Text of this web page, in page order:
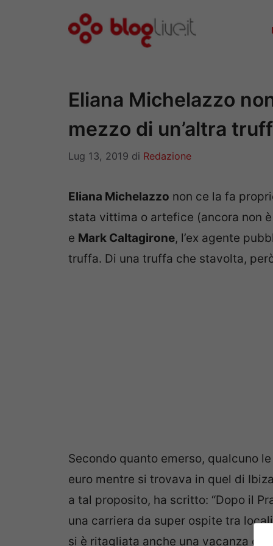
Eliana Michelazzo
mezzo di un’altra
Lug 13, 2019 di Redazione
Eliana Michelazzo non ce la fa
stata vittima o artefice (ancora non
e Mark Caltagirone, l’ex agente
truffa. Di una truffa che stavolta,
Secondo quanto emerso, qualcuno
euro mentre si trovava in quel di
a tal proposito, ha scritto: “Dopo il
una carriera da super ospite tra
si è ritagliata anche una vacanza da